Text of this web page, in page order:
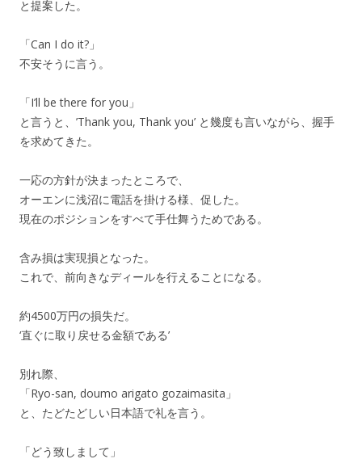
と提案した。
「Can I do it?」
不安そうに言う。
「I’ll be there for you」
と言うと、’Thank you, Thank you’ と幾度も言いながら、握手
を求めてきた。
一応の方針が決まったところで、
オーエンに浅沼に電話を掛ける様、促した。
現在のポジションをすべて手仕舞うためである。
含み損は実現損となった。
これで、前向きなディールを行えることになる。
約4500万円の損失だ。
‘直ぐに取り戻せる金額である’
別れ際、
「Ryo-san, doumo arigato gozaimasita」
と、たどたどしい日本語で礼を言う。
「どう致しまして」